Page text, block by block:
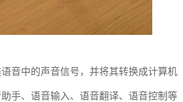
音中的声音信号，并将其转换成计算机
手、语音输入、语音翻译、语音控制等